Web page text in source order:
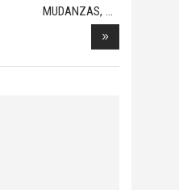
MUDANZAS,